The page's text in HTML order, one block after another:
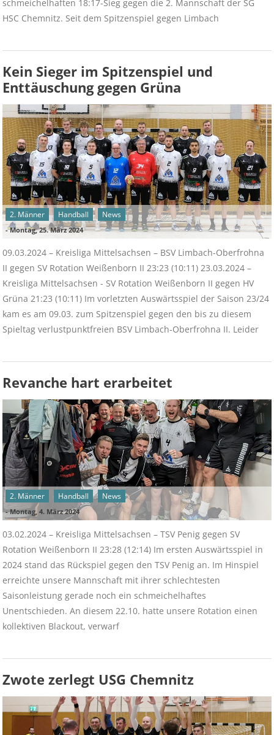
schmeichelhaften 18:17-Sieg gegen die 2. Mannschaft der SG
HSC Chemnitz. Seit dem Spitzenspiel gegen Limbach
Kein Sieger im Spitzenspiel und
Enttäuschung gegen Grüna
2. Männer Handball News
-Montag, 25. März 2024
09.03.2024 – Kreisliga Mittelsachsen – BSV Limbach-Oberfrohna
II gegen SV Rotation Weißenborn II 23:23 (10:11) 23.03.2024 –
Kreisliga Mittelsachsen - SV Rotation Weißenborn II gegen HV
Grüna 21:23 (10:11) Im vorletzten Auswärtsspiel der Saison 23/24
kam es am 09.03. zum Spitzenspiel gegen den bis zu diesem
Spieltag verlustpunktfreien BSV Limbach-Oberfrohna II. Leider
Revanche hart erarbeitet
2. Männer Handball News
-Montag, 4. März 2024
03.02.2024 – Kreisliga Mittelsachsen – TSV Penig gegen SV
Rotation Weißenborn II 23:28 (12:14) Im ersten Auswärtsspiel in
2024 stand das Rückspiel gegen den TSV Penig an. Im Hinspiel
erreichte unsere Mannschaft mit ihrer schlechtesten
Saisonleistung gerade noch ein schmeichelhaftes
Unentschieden. An diesem 22.10. hatte unsere Rotation einen
kollektiven Blackout, verwarf
Zwote zerlegt USG Chemnitz